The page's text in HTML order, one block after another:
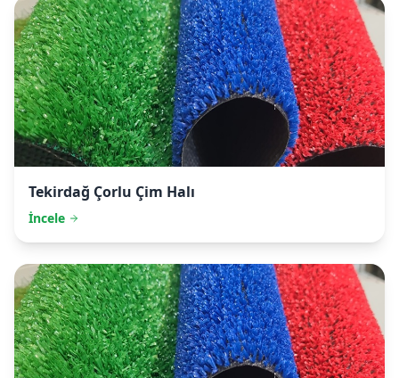
Tekirdağ Çorlu Çim Halı
İncele